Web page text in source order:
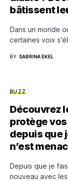
bâtissent
Dans un monde
certaines voix
BY SABRINA EKEL
BUZZ
Découvrez
protège
depuis que
n’est
Depuis que je
nouveau avec